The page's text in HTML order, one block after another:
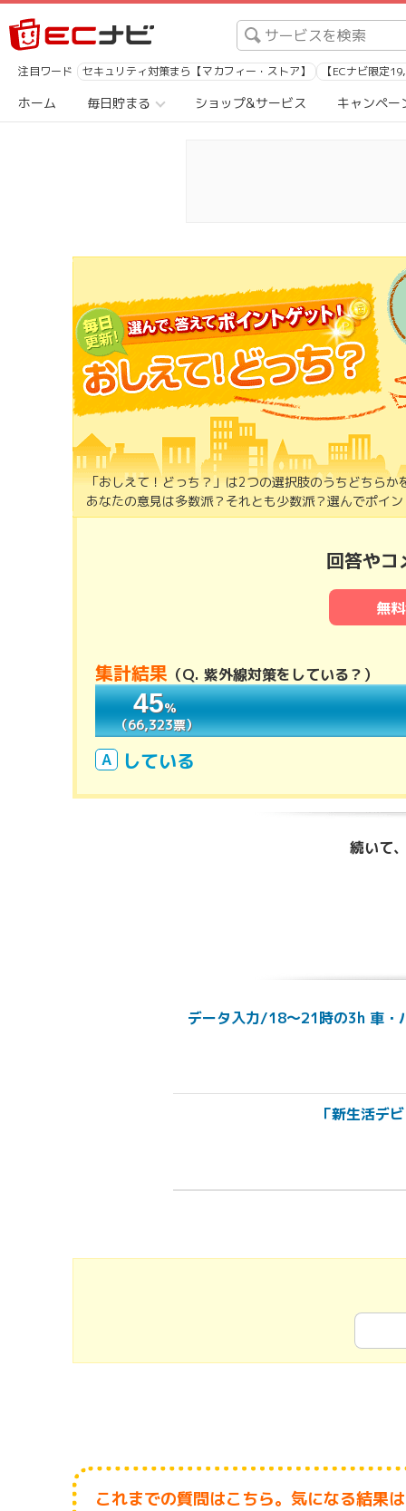
注目ワード セキュリティ対策まら【マカフィー・ストア】 【ECナビ限定
ホーム 毎日貯まる ショップ&サービス キャンペー
「おしえて！どっち？」は2つの選択肢のうちどちら
あなたの意見は多数派？それとも少数派？選んでポイ
回答やコ
無
集計結果 （Q. 紫外線対策をしている？ ）
45％
（66,323票）
45％
（66,323票）
A している
続いて
データ入力/18～21時の3h 車・
「新生活デ
これまでの質問はこちら。気になる結果